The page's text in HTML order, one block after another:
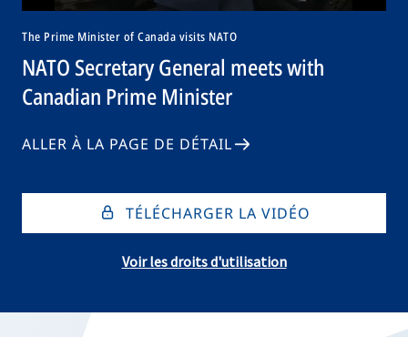
The Prime Minister of Canada visits NATO
NATO Secretary General meets with
Canadian Prime Minister
ALLER À LA PAGE DE DÉTAIL
TÉLÉCHARGER LA VIDÉO
Voir les droits d'utilisation